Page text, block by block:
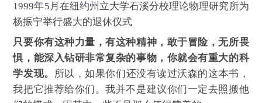
1999年5月在纽约州立大学石溪分校理论物理研究所为
杨振宁举行盛大的退休仪式
只要你有这种力量，有这种精神，敢于冒险，无所畏
惧，能深入钻研非常复杂的事物，你就会有重大的科
学发现。 所以，如果你们还没有读过沃森的这本书，
我把它推荐给你们。我并不是建议你们一定去照搬他